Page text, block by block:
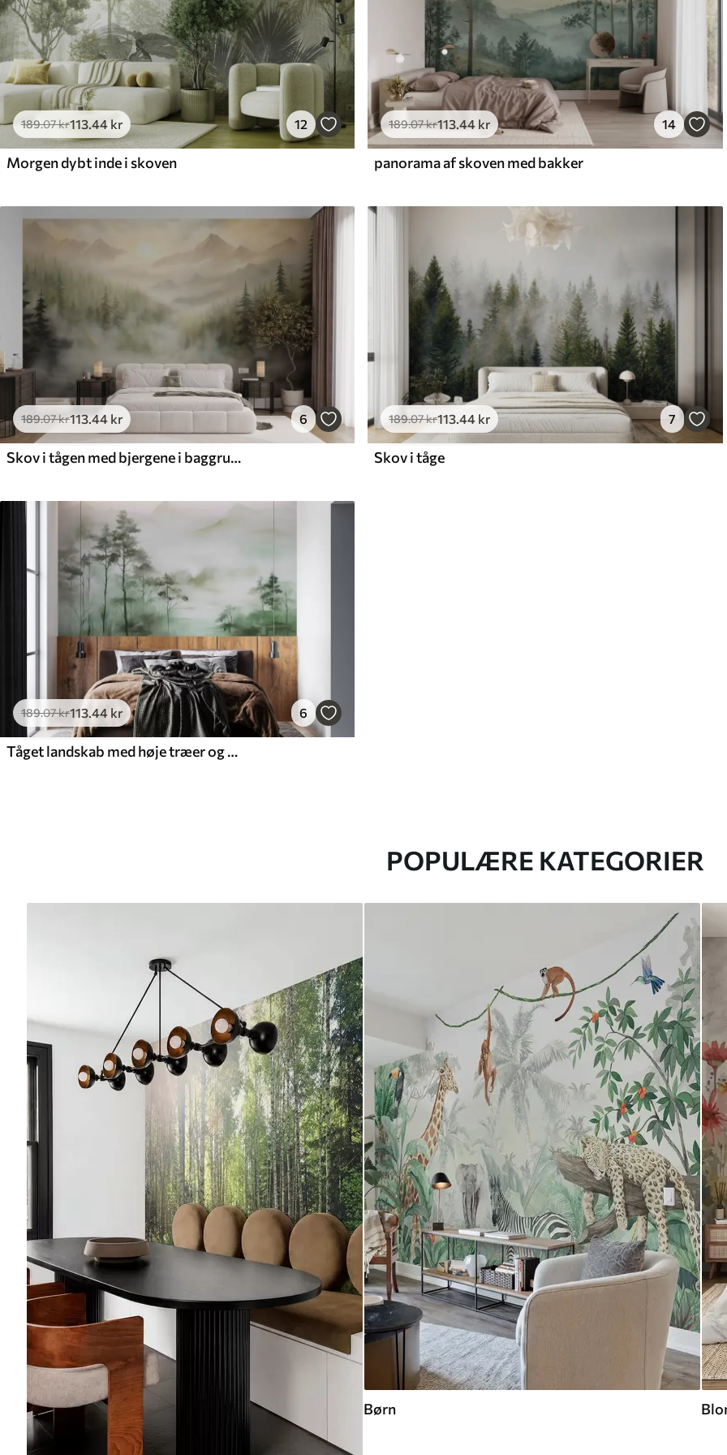
189.07kr113.44 kr 12
Morgen dybt inde i skoven
189.07kr113.44 kr 14
panorama af skoven med bakker
189.07kr113 .44 kr 6
Skov i tågen med bjergene i baggrunden
189.07kr113 .44 kr 7
Skov i tåge
189.07kr113.44 kr 6
Tåget landskab med høje træer og bjerge i dæmpede grønne og grå toner, minimalistisk stil, tekstureret
POPULÆRE KATEGORIER
Børn